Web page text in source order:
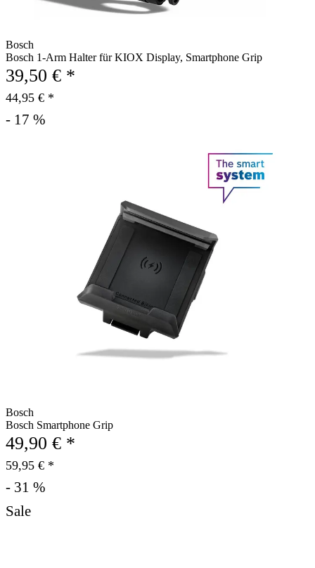
Bosch
Bosch 1-Arm Halter für KIOX Display, Smartphone Grip
39,50 € *
44,95 € *
- 17 %
Bosch
Bosch Smartphone Grip
49,90 € *
59,95 € *
- 31 %
Sale